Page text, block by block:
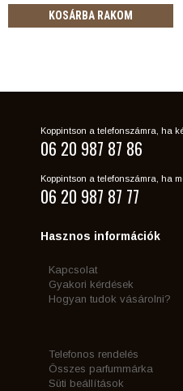
KOSÁRBA RAKOM
Koppintson a telefonszámra, ha
06 20 987 87 86
Koppintson a telefonszámra, ha
06 20 987 87 77
Hasznos információk
Kapcsolat
Gyakori kérdések
Hogyan tudok vásárolni?
Telefonos rendelés
Összes parfummárka
Süti beállítások